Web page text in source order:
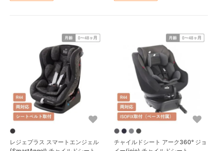
レジェプラス スマートエンジェル
チャイルドシート アーク360° ジョ